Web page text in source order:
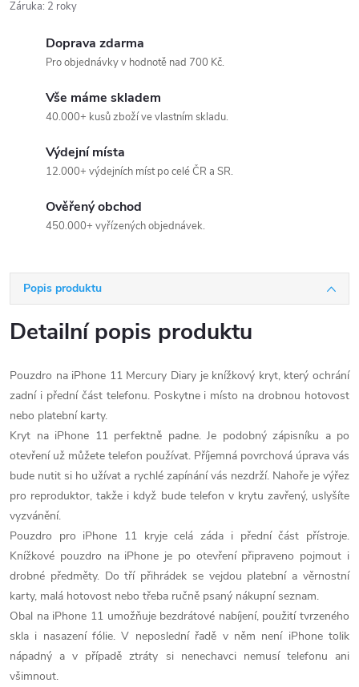
Záruka: 2 roky
Doprava zdarma
Pro objednávky v hodnotě nad 700 Kč.
Vše máme skladem
40.000+ kusů zboží ve vlastním skladu.
Výdejní místa
12.000+ výdejních míst po celé ČR a SR.
Ověřený obchod
450.000+ vyřízených objednávek.
Popis produktu
Detailní popis produktu
Pouzdro na iPhone 11 Mercury Diary je knížkový kryt, který ochrání
zadní i přední část telefonu. Poskytne i místo na drobnou hotovost
nebo platební karty.
Kryt na iPhone 11 perfektně padne. Je podobný zápisníku a po
otevření už můžete telefon používat. Příjemná povrchová úprava vás
bude nutit si ho užívat a rychlé zapínání vás nezdrží. Nahoře je výřez
pro reproduktor, takže i když bude telefon v krytu zavřený, uslyšíte
vyzvánění.
Pouzdro pro iPhone 11 kryje celá záda i přední část přístroje.
Knížkové pouzdro na iPhone je po otevření připraveno pojmout i
drobné předměty. Do tří přihrádek se vejdou platební a věrnostní
karty, malá hotovost nebo třeba ručně psaný nákupní seznam.
Obal na iPhone 11 umožňuje bezdrátové nabíjení, použití tvrzeného
skla i nasazení fólie. V neposlední řadě v něm není iPhone tolik
nápadný a v případě ztráty si nenechavci nemusí telefonu ani
všimnout.